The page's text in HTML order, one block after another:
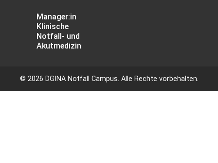
Manager:in
Klinische
Notfall- und
Akutmedizin
© 2026 DGINA Notfall Campus. Alle Rechte vorbehalten.